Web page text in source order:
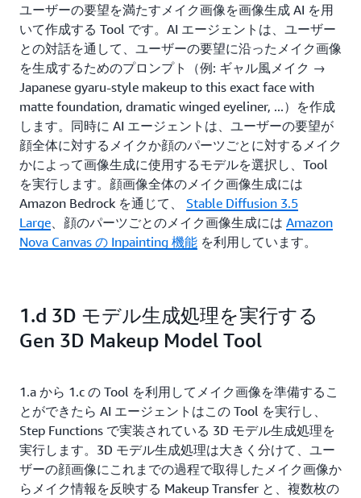
ユーザーの要望を満たすメイク画像を画像生成 AI を用
いて作成する Tool です。AI エージェントは、ユーザー
との対話を通して、ユーザーの要望に沿ったメイク画像
を生成するためのプロンプト（例: ギャル風メイク →
Japanese gyaru-style makeup to this exact face with
matte foundation, dramatic winged eyeliner, ...）を作成
します。同時に AI エージェントは、ユーザーの要望が
顔全体に対するメイクか顔のパーツごとに対するメイク
かによって画像生成に使用するモデルを選択し、Tool
を実行します。顔画像全体のメイク画像生成には
Amazon Bedrock を通じて、 Stable Diffusion 3.5
Large 、顔のパーツごとのメイク画像生成には Amazon
Nova Canvas の Inpainting 機能 を利用しています。
1.d 3D モデル生成処理を実行する
Gen 3D Makeup Model Tool
1.a から 1.c の Tool を利用してメイク画像を準備するこ
とができたら AI エージェントはこの Tool を実行し、
Step Functions で実装されている 3D モデル生成処理を
実行します。3D モデル生成処理は大きく分けて、ユー
ザーの顔画像にこれまでの過程で取得したメイク画像か
らメイク情報を反映する Makeup Transfer と、複数枚の